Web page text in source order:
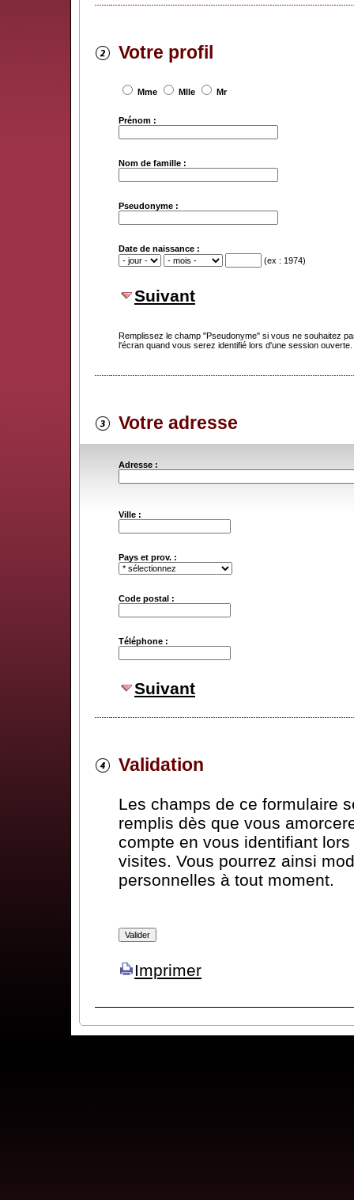
Votre profil
Mme Mlle Mr
Prénom :
Nom de famille :
Pseudonyme :
Date de naissance :
(ex : 1974)
Suivant
Remplissez le champ "Pseudonyme" si vous ne souhaitez
l'écran quand vous serez identifié lors d'une session ouverte.
Votre adresse
Adresse :
Ville :
Pays et prov. :
Code postal :
Téléphone :
Suivant
Validation
Les champs de ce formulaire
remplis dès que vous
compte en vous identifiant
visites. Vous pourrez ainsi
personnelles à tout moment.
Imprimer